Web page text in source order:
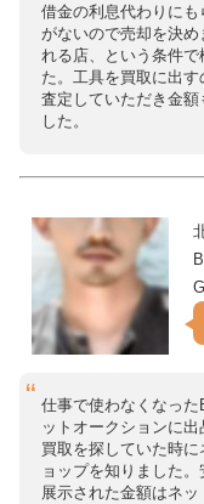
借金の利息代わりに
がないので売却を決め
れる店、という条件
た。工具を買取に出
査定していただき金
した。
仕事で使わなくなっ
ットオークションに
買取を探していた時
ョップを知りました
展示された金額はネ